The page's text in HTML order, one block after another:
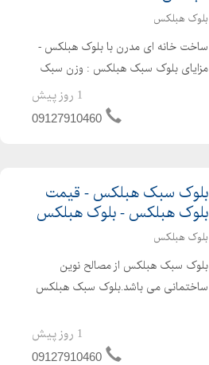
بلوک هبلکس
ساخت خانه ای مدرن با بلوک هبلکس -
مزایای بلوک سبک هبلکس : وزن سبک
عایق صوت عایق رطوبت حذف گچ خاک
سهولت در اجرا حمل و نقل آسان سرعت
1 روز پیش
09127910460
بلوک سبک هبلکس - قیمت
بلوک هبلکس - بلوک هبلکس
بلوک هبلکس
بلوک سبک هبلکس از مصالح نوین
ساختمانی می باشد.بلوک سبک هبلکس
مقرون به صرفه بودن ، عایق سرما و گرما ،
مقاوم در برابر زلزله ، سرعت اجرای بالا ،
1 روز پیش
09127910460